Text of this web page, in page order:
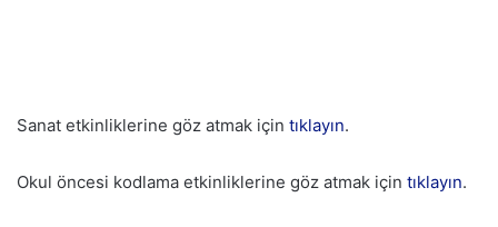
Sanat etkinliklerine göz atmak için tıklayın.
Okul öncesi kodlama etkinliklerine göz atmak için tıklayın.